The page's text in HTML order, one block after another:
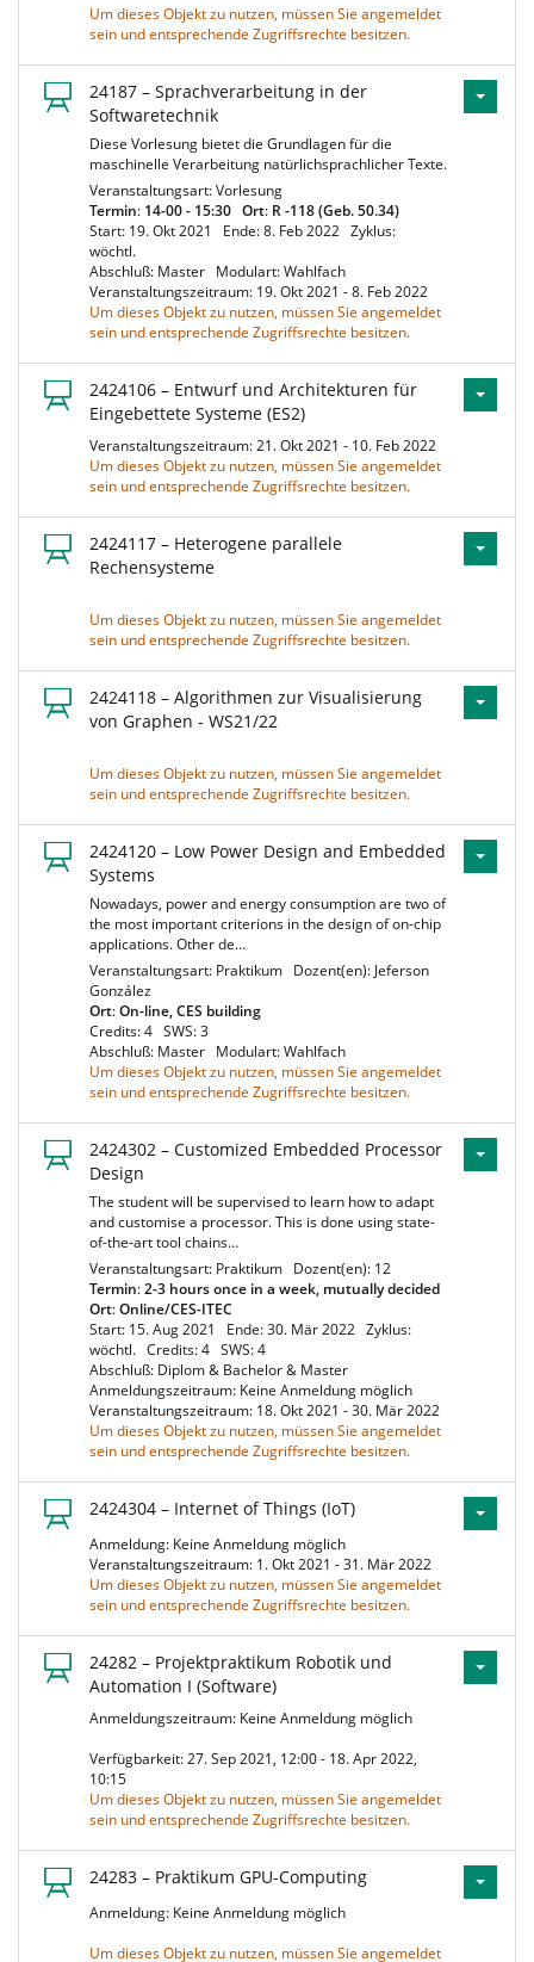
Um dieses Objekt zu nutzen, müssen Sie angemeldet
sein und entsprechende Zugriffsrechte besitzen.
24187 – Sprachverarbeitung in der
Softwaretechnik
Diese Vorlesung bietet die Grundlagen für die
maschinelle Verarbeitung natürlichsprachlicher Texte.
Veranstaltungsart: Vorlesung
Termin: 14-00 - 15:30 Ort: R -118 (Geb. 50.34)
Start: 19. Okt 2021
Ende: 8. Feb 2022 Zyklus:
wöchtl.
Abschluß: Master Modulart: Wahlfach
Veranstaltungszeitraum: 19. Okt 2021 - 8. Feb 2022
Um dieses Objekt zu nutzen, müssen Sie angemeldet
sein und entsprechende Zugriffsrechte besitzen.
2424106 – Entwurf und Architekturen für
Eingebettete Systeme (ES2)
Veranstaltungszeitraum: 21. Okt 2021 - 10. Feb 2022
Um dieses Objekt zu nutzen, müssen Sie angemeldet
sein und entsprechende Zugriffsrechte besitzen.
2424117 – Heterogene parallele
Rechensysteme
Um dieses Objekt zu nutzen, müssen Sie angemeldet
sein und entsprechende Zugriffsrechte besitzen.
2424118 – Algorithmen zur Visualisierung
von Graphen - WS21/22
Um dieses Objekt zu nutzen, müssen Sie angemeldet
sein und entsprechende Zugriffsrechte besitzen.
2424120 – Low Power Design and Embedded
Systems
Nowadays, power and energy consumption are two of
the most important criterions in the design of on-chip
applications. Other de…
Veranstaltungsart: Praktikum Dozent(en): Jeferson
González
Ort:On-line, CES building
Credits: 4 SWS: 3
Abschluß: Master Modulart: Wahlfach
Um dieses Objekt zu nutzen, müssen Sie angemeldet
sein und entsprechende Zugriffsrechte besitzen.
2424302 – Customized Embedded Processor
Design
The student will be supervised to learn how to adapt
and customise a processor. This is done using state-
of-the-art tool chains…
Veranstaltungsart: Praktikum Dozent(en): 12
Termin:2-3 hours once in a week, mutually decided
Ort:Online/CES-ITEC
Start: 15. Aug 2021
Ende: 30. Mär 2022 Zyklus:
wöchtl. Credits: 4 SWS: 4
Abschluß: Diplom & Bachelor & Master
Anmeldungszeitraum: Keine Anmeldung möglich
Veranstaltungszeitraum: 18. Okt 2021 - 30. Mär 2022
Um dieses Objekt zu nutzen, müssen Sie angemeldet
sein und entsprechende Zugriffsrechte besitzen.
2424304 – Internet of Things (IoT)
Anmeldung: Keine Anmeldung möglich
Veranstaltungszeitraum: 1. Okt 2021 - 31. Mär 2022
Um dieses Objekt zu nutzen, müssen Sie angemeldet
sein und entsprechende Zugriffsrechte besitzen.
24282 – Projektpraktikum Robotik und
Automation I (Software)
Anmeldungszeitraum: Keine Anmeldung möglich
Verfügbarkeit: 27. Sep 2021, 12:00 - 18. Apr 2022,
10:15
Um dieses Objekt zu nutzen, müssen Sie angemeldet
sein und entsprechende Zugriffsrechte besitzen.
24283 – Praktikum GPU-Computing
Anmeldung: Keine Anmeldung möglich
Um dieses Objekt zu nutzen, müssen Sie angemeldet